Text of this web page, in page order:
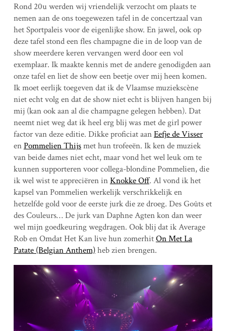
Rond 20u werden wij vriendelijk verzocht om plaats te
nemen aan de ons toegewezen tafel in de concertzaal van
het Sportpaleis voor de eigenlijke show. En jawel, ook op
deze tafel stond een fles champagne die in de loop van de
show meerdere keren vervangen werd door een vol
exemplaar. Ik maakte kennis met de andere genodigden aan
onze tafel en liet de show een beetje over mij heen komen.
Ik moet eerlijk toegeven dat ik de Vlaamse muziekscène
niet echt volg en dat de show niet echt is blijven hangen bij
mij (kan ook aan al die champagne gelegen hebben). Dat
neemt niet weg dat ik heel erg blij was met de girl power
factor van deze editie. Dikke proficiat aanEefje de Visser
enPommelien Thijsmet hun trofeeën. Ik ken de muziek
van beide dames niet echt, maar vond het wel leuk om te
kunnen supporteren voor collega-blondine Pommelien, die
ik wel wist te appreciëren inKnokke Off. Al vond ik het
kapsel van Pommelien werkelijk verschrikkelijk en
hetzelfde gold voor de eerste jurk die ze droeg. Des Goûts et
des Couleurs… De jurk van Daphne Agten kon dan weer
wel mijn goedkeuring wegdragen. Ook blij dat ik Average
Rob en Omdat Het Kan live hun zomerhitOn Met La
Patate (Belgian Anthem)heb zien brengen.